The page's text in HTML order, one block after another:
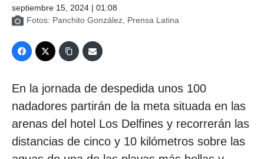
septiembre 15, 2024 | 01:08
Fotos: Panchito González, Prensa Latina
En la jornada de despedida unos 100
nadadores partirán de la meta situada en las
arenas del hotel Los Delfines y recorrerán las
distancias de cinco y 10 kilómetros sobre las